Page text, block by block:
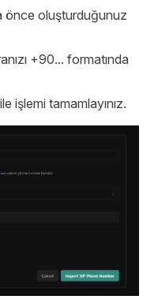
önce oluşturduğunuz
+90... formatında
ile işlemi tamamlayınız.